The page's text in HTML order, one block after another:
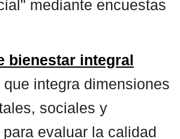
mediante encuestas
bienestar integral
que integra dimensiones
sociales y
evaluar la calidad